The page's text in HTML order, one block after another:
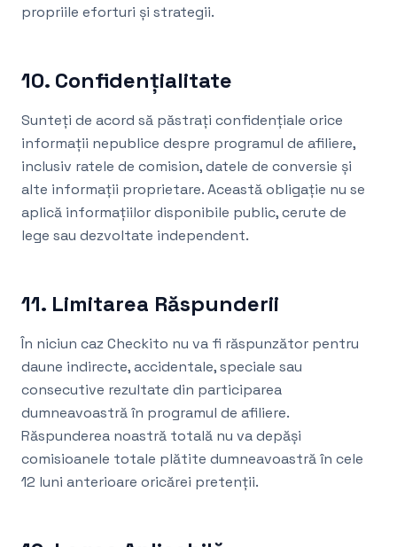
propriile eforturi și strategii.
10. Confidențialitate
Sunteți de acord să păstrați confidențiale orice
informații nepublice despre programul de afiliere,
inclusiv ratele de comision, datele de conversie și
alte informații proprietare. Această obligație nu se
aplică informațiilor disponibile public, cerute de
lege sau dezvoltate independent.
11. Limitarea Răspunderii
În niciun caz Checkito nu va fi răspunzător pentru
daune indirecte, accidentale, speciale sau
consecutive rezultate din participarea
dumneavoastră în programul de afiliere.
Răspunderea noastră totală nu va depăși
comisioanele totale plătite dumneavoastră în cele
12 luni anterioare oricărei pretenții.